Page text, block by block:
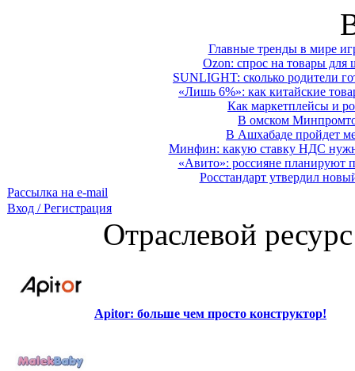
Главные тренды в мире
Ozon: спрос на товары для
SUNLIGHT: сколько родители
«Лишь 6%»: как китайские
Как маркетплейсы и
В омском
В Ашхабаде пройдет
Минфин: какую ставку НДС
«Авито»: россияне планируют
Росстандарт утвердил
Рассылка на e-mail
Вход / Регистрация
Отраслевой
Apitor: больше чем просто конструктор!